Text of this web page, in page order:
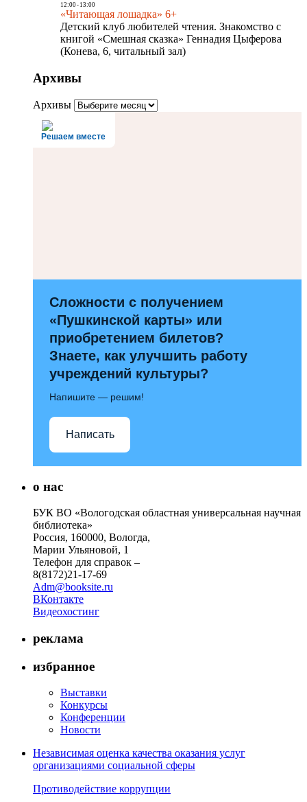
12:00- 13:00
«Читающая лошадка» 6+
Детский клуб любителей чтения. Знакомство с
книгой «Смешная сказка» Геннадия Цыферова
(Конева, 6, читальный зал)
Архивы
Архивы
Решаем вместе
Сложности с получением
«Пушкинской карты» или
приобретением билетов?
Знаете, как улучшить работу
учреждений культуры?
Напишите — решим!
Написать
о нас
БУК ВО «Вологодская областная универсальная научная
библиотека»
Россия, 160000, Вологда,
Марии Ульяновой, 1
Телефон для справок –
8(8172)21-17-69
Adm@booksite.ru
ВКонтакте
Видеохостинг
реклама
избранное
Выставки
Конкурсы
Конференции
Новости
Независимая оценка качества оказания услуг
организациями социальной сферы
Противодействие коррупции